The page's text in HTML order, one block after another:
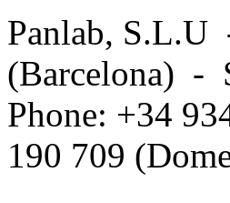
Panlab, S.L.U
(Barcelona) -
Phone: +34
190 709